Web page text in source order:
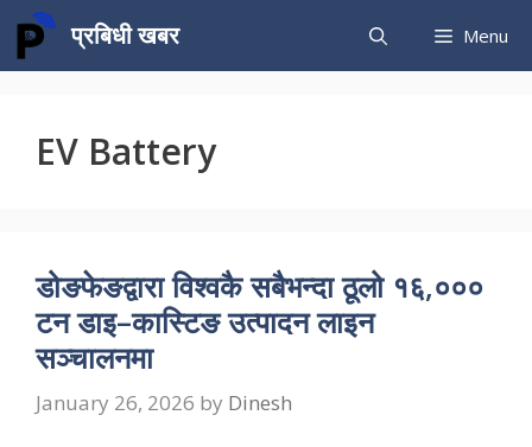
Skip
content
प्रबिधी खबर Menu
EV Battery
डोङफेङद्वारा विश्वकै सबैभन्दा ठूलो १६,०००
टन डाइ–कास्टिङ उत्पादन लाइन
सञ्चालनमा
January 26, 2026 by Dinesh